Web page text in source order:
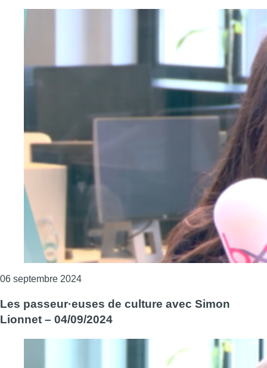
06 septembre 2024Consulter l'article "L’invitée du Brunch:
Les passeur·euses de culture avec Simon
Lionnet – 04/09/2024